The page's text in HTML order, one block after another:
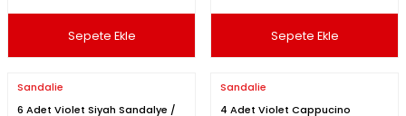
Sepete Ekle Sepete Ekle
Sandalie
6 Adet Violet Siyah Sandalye /
Sandalie
4 Adet Violet Cappucino